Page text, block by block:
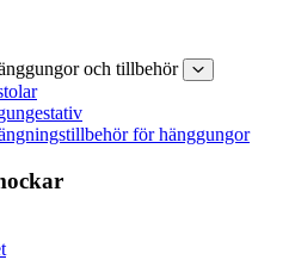
och tillbehör
för hänggungor